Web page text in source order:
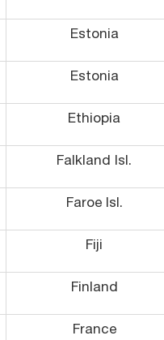
Estonia
Estonia
Ethiopia
Falkland Isl.
Faroe Isl.
Fiji
Finland
France